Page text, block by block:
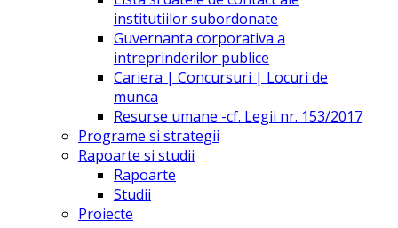
institutiilor subordonate
Guvernanta corporativa a
intreprinderilor publice
Cariera | Concursuri | Locuri de
munca
Resurse umane -cf. Legii nr. 153/2017
Programe si strategii
Rapoarte si studii
Rapoarte
Studii
Proiecte